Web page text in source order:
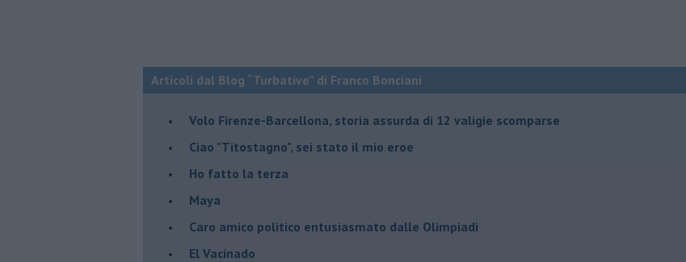
Articoli dal Blog “Turbative” di Franco Bonciani
Volo Firenze-Barcellona, storia assurda di 12 valigie scomparse
Ciao "Titostagno", sei stato il mio eroe
Ho fatto la terza
Maya
Caro amico politico entusiasmato dalle Olimpiadi
El Vacinado